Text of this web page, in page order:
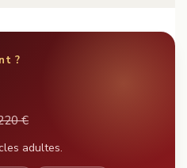
?
€
adultes.